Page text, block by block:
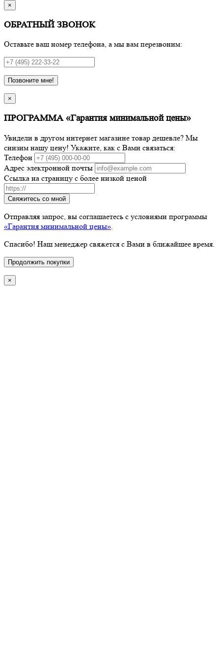
×
ОБРАТНЫЙ ЗВОНОК
Оставьте ваш номер телефона, а мы вам перезвоним:
Позвоните мне!
×
ПРОГРАММА «Гарантия минимальной цены»
Увидели в другом интернет магазине товар дешевле? Мы
снизим нашу цену! Укажите, как с Вами связаться:
Телефон
Адрес электронной почты
Ссылка на страницу с более низкой ценой
Свяжитесь со мной
Отправляя запрос, вы соглашаетесь с условиями программы
«Гарантия минимальной цены»
Спасибо! Наш менеджер свяжется с Вами в ближайшее время.
Продолжить покупки
×